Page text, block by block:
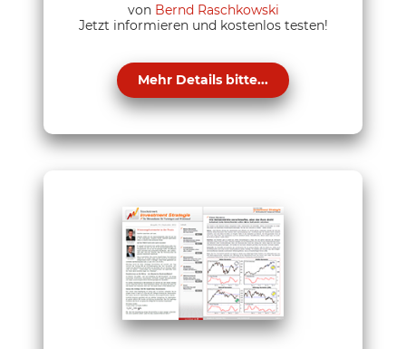
von Bernd Raschkowski
Jetzt informieren und kostenlos testen!
Mehr Details bitte...